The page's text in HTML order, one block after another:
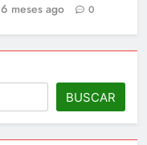
6 meses ago 0
BUSCAR